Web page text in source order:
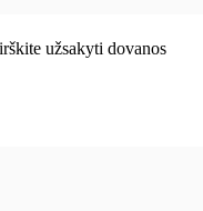
užsakyti dovanos